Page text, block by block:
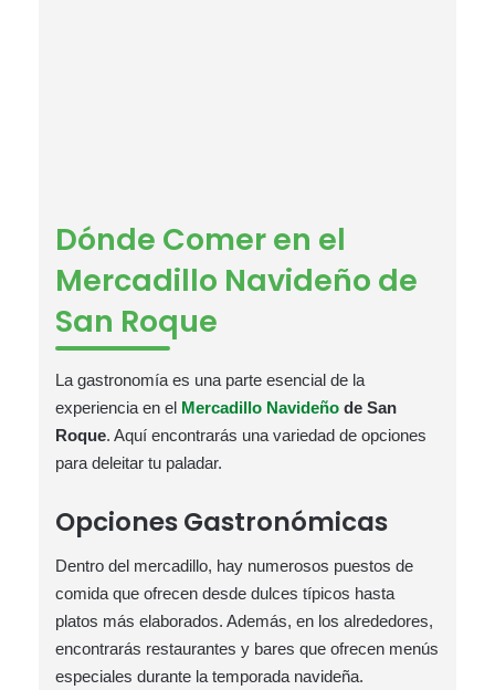
Dónde Comer en el
Mercadillo Navideño de
San Roque
La gastronomía es una parte esencial de la
experiencia en el Mercadillo Navideño de San
Roque. Aquí encontrarás una variedad de opciones
para deleitar tu paladar.
Opciones Gastronómicas
Dentro del mercadillo, hay numerosos puestos de
comida que ofrecen desde dulces típicos hasta
platos más elaborados. Además, en los alrededores,
encontrarás restaurantes y bares que ofrecen menús
especiales durante la temporada navideña.